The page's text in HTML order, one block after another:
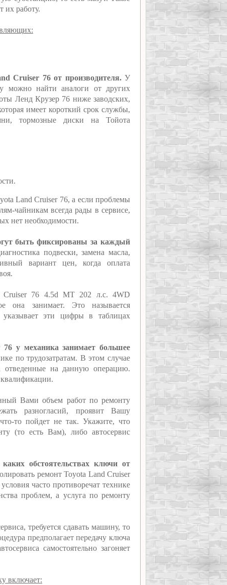
их работу.
Cruiser 76 от производителя.У
можно найти аналоги от других
Ленд Крузер 76 ниже заводских,
имеет короткий срок службы,
тормозные диски на Тойота
Land Cruiser 76, а если проблемы
чайникам всегда рады в сервисе,
нет необходимости.
быть фиксированы за каждый
подвески, замена масла,
вариант цен, когда оплата
Cruiser 76 4.5d MT 202 л.с. 4WD
она занимает. Это называется
указывает эти цифры в таблицах
у механика занимает большее
по трудозатратам. В этом случае
отведенные на данную операцию.
квалификации.
Вами объем работ по ремонту
разногласий, проявит Вашу
то пойдет не так. Укажите, что
(то есть Вам), либо автосервис
обстоятельствах ключи от
ремонт Toyota Land Cruiser
часто противоречат технике
проблем, а услуга по ремонту
требуется сдавать машину, то
предполагает передачу ключа
самостоятельно загоняет
включает: